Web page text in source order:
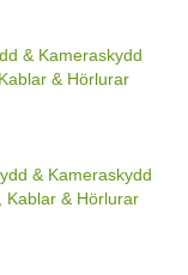
& Kameraskydd
& Hörlurar
& Kameraskydd
Kablar & Hörlurar